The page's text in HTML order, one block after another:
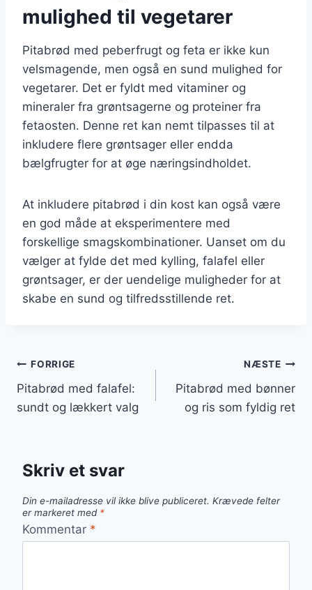
mulighed til vegetarer
Pitabrød med peberfrugt og feta er ikke kun
velsmagende, men også en sund mulighed for
vegetarer. Det er fyldt med vitaminer og
mineraler fra grøntsagerne og proteiner fra
fetaosten. Denne ret kan nemt tilpasses til at
inkludere flere grøntsager eller endda
bælgfrugter for at øge næringsindholdet.
At inkludere pitabrød i din kost kan også være
en god måde at eksperimentere med
forskellige smagskombinationer. Uanset om du
vælger at fylde det med kylling, falafel eller
grøntsager, er der uendelige muligheder for at
skabe en sund og tilfredsstillende ret.
Indlægsnavigation
FORRIGE
Pitabrød med falafel:
sundt og lækkert valg
NÆSTE
Pitabrød med bønner
og ris som fyldig ret
Skriv et svar
Din e-mailadresse vil ikke blive publiceret. Krævede felter
er markeret med *
Kommentar *